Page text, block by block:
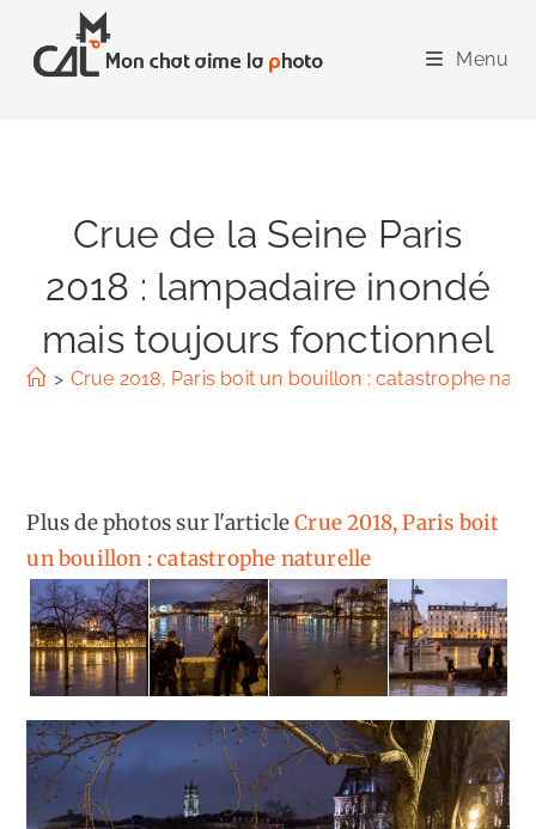
content
Menu
Crue de la Seine Paris
2018 : lampadaire inondé
mais toujours fonctionnel
> Crue 2018, Paris boit un bouillon : catastrophe
Plus de photos sur l'articleCrue 2018, Paris boit
un bouillon : catastrophe naturelle